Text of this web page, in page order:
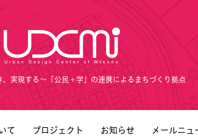
、実現する～「公民＋学」の連携によるまちづくり拠点
て プロジェクト お知らせ メールニュ